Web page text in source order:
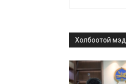
Холбоотой